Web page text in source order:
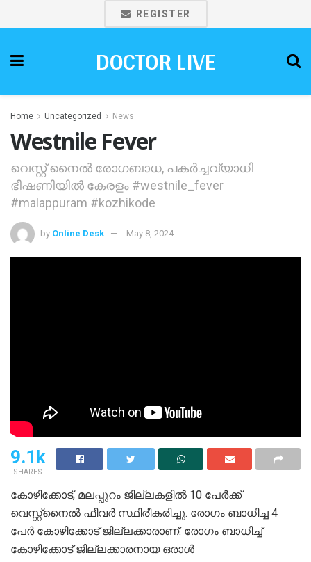
REGISTER
DOCTOR LIVE
Home Uncategorized News
Westnile Fever
വെസ്റ്റ് നൈല്‍ രോഗബാധ, പകര്‍ച്ചവ്യാധി
ഭീഷണിയില്‍ കേരളം #westnile_fever
#malappuram #kozhikode
by Online Desk May 8, 2024
9.1k
SHARES
കോഴിക്കോട്, മലപ്പുറം ജില്ലകളിൽ 10 പേർക്ക്
വെസ്റ്റ്‌നൈൽ ഫീവർ സ്ഥിരീകരിച്ചു. രോഗം ബാധിച്ച 4
പേർ കോഴിക്കോട് ജില്ലക്കാരാണ്. രോഗം ബാധിച്ച്
കോഴിക്കോട് ജില്ലക്കാരനായ ഒരാൾ